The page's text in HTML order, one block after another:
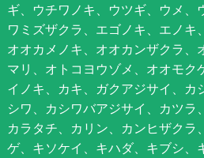
ギ、ウチワノキ、ウツギ、ウメ、
ワミズザクラ、エゴノキ、エノキ
オオカメノキ、オオカンザクラ、
マリ、オトコヨウゾメ、オオモク
イノキ、カキ、ガクアジサイ、カ
シワ、カシワバアジサイ、カツラ
カラタチ、カリン、カンヒザクラ
ゲ、キソケイ、キハダ、キブシ、